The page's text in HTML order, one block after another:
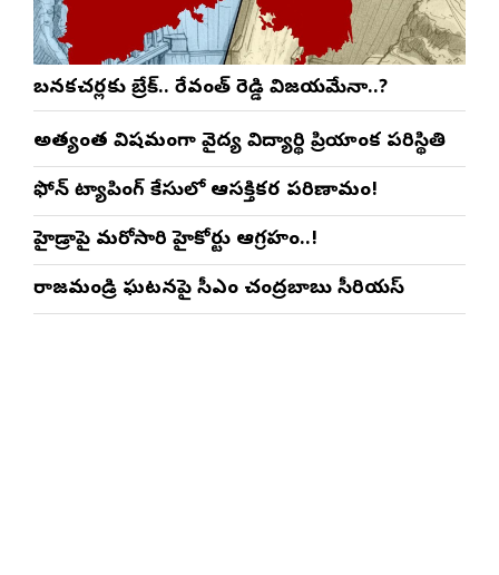
బనకచర్లకు బ్రేక్.. రేవంత్ రెడ్డి విజయమేనా..?
అత్యంత విషమంగా వైద్య విద్యార్థిని ప్రియాంక పరిస్థితి
ఫోన్ ట్యాపింగ్ కేసులో ఆసక్తికర పరిణామం!
హైడ్రాపై మరోసారి హైకోర్టు ఆగ్రహం..!
రాజమండ్రి ఘటనపై సీఎం చంద్రబాబు సీరియస్